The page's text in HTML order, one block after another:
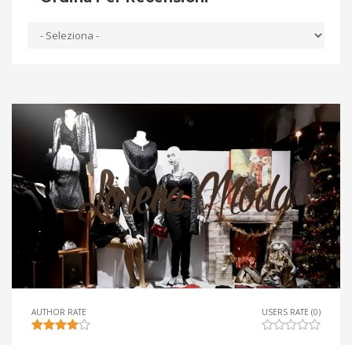
AUTHOR RATE USERS RATE (0)